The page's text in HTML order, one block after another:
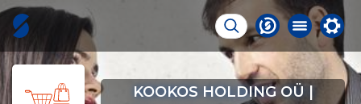
KOOKOS HOLDING OÜ |